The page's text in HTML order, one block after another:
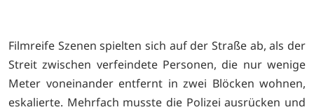
Filmreife Szenen spielten sich auf der Straße ab, als der
Streit zwischen verfeindete Personen, die nur wenige
Meter voneinander entfernt in zwei Blöcken wohnen,
eskalierte. Mehrfach musste die Polizei ausrücken und